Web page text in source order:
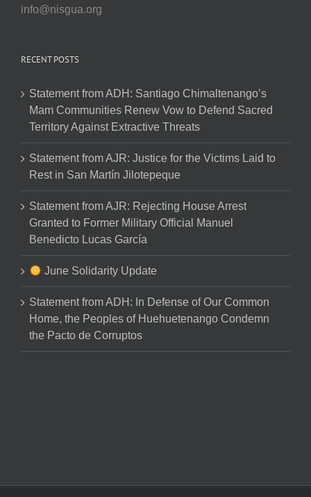
info@nisgua.org
RECENT POSTS
Statement from ADH: Santiago Chimaltenango’s
Mam Communities Renew Vow to Defend Sacred
Territory Against Extractive Threats
Statement from AJR: Justice for the Victims Laid to
Rest in San Martín Jilotepeque
Statement from AJR: Rejecting House Arrest
Granted to Former Military Official Manuel
Benedicto Lucas García
June Solidarity Update
Statement from ADH: In Defense of Our Common
Home, the Peoples of Huehuetenango Condemn
the Pacto de Corruptos